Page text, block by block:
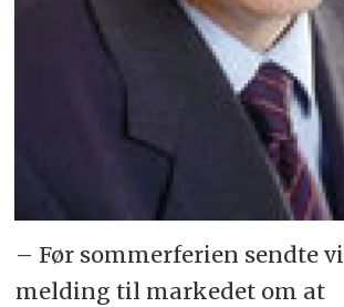
– Før sommerferien sendte
melding til markedet om at